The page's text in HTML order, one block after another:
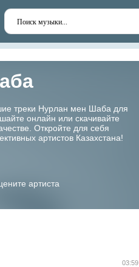
треки Нурлан мен Шаба для
онлайн или скачивайте
Откройте для себя
артистов Казахстана!
артиста
03:59